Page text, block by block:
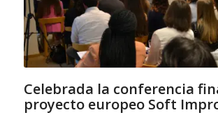
Celebrada la conferencia
proyecto europeo Soft